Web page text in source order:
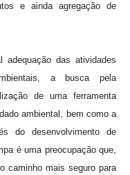
e ainda agregação de
adequação das atividades
a busca pela
de uma ferramenta
ambiental, bem como a
do desenvolvimento de
é uma preocupação que,
caminho mais seguro para